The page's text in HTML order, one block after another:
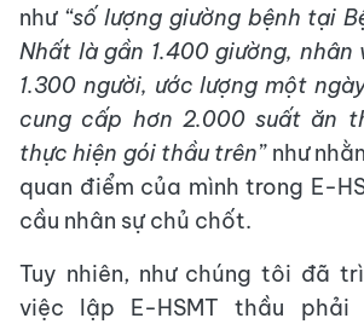
như “số lượng giường bệnh tại
Nhất là gần 1.400 giường, nhân
1.300 người, ước lượng một
cung cấp hơn 2.000 suất ăn
thực hiện gói thầu trên” như
quan điểm của mình trong E-
cầu nhân sự chủ chốt.
Tuy nhiên, như chúng tôi đã
việc lập E-HSMT thầu